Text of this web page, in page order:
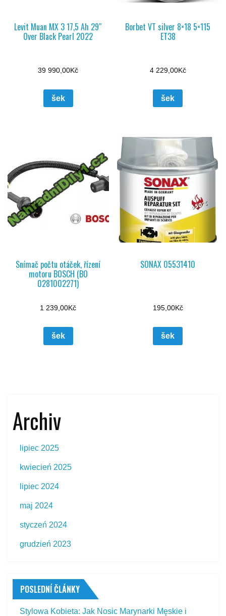
Levit Muan MX 3 17,5 Ah 29″
Over Black Pearl 2022
39 990,00Kč
šek
Borbet VT silver 8×18 5×115
ET38
4 229,00Kč
šek
Snímač počtu otáček, řízení
motoru BOSCH (BO
0281002271)
1 239,00Kč
šek
SONAX 05531410
195,00Kč
šek
Archiv
lipiec 2025
kwiecień 2025
lipiec 2024
maj 2024
styczeń 2024
grudzień 2023
POSLEDNÍ ČLÁNKY
Stylowa Kobieta: Jak Nosic Marynarki Męskie i